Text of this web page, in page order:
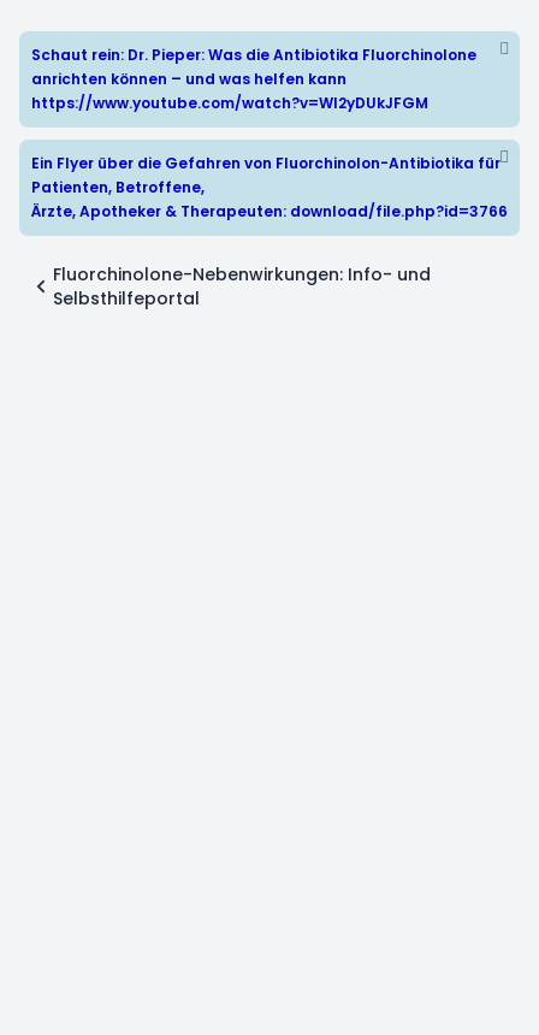
Schaut rein: Dr. Pieper: Was die Antibiotika Fluorchinolone
anrichten können – und was helfen kann
https://www.youtube.com/watch?v=WI2yDUkJFGM
Ein Flyer über die Gefahren von Fluorchinolon-Antibiotika für
Patienten, Betroffene,
Ärzte, Apotheker & Therapeuten: download/file.php?id=3766
Fluorchinolone-Nebenwirkungen: Info- und
Selbsthilfeportal